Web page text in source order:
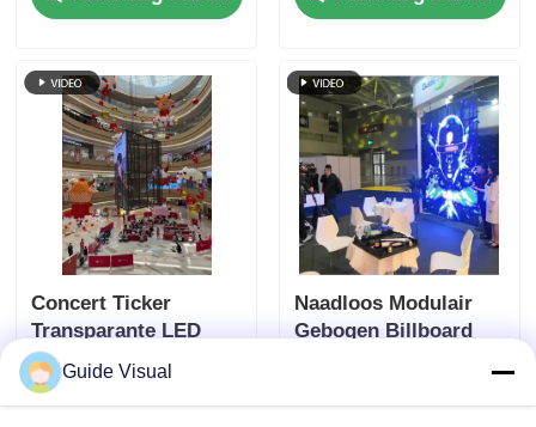
Maat
Concert Ticker
Transparante LED
Display Video Wall
Billboards Verhuur
Aanvraag sturen
Naadloos Modulair
Gebogen Billboard
6000 nitsAanvraag sturen
Guide Visual